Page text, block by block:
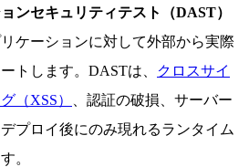
ンセキュリティテスト（DAST）
ケーションに対して外部から実際
トします。DASTは、
クロスサイ
（XSS）
、認証の破損、サーバー
プロイ後にのみ現れるランタイム
。